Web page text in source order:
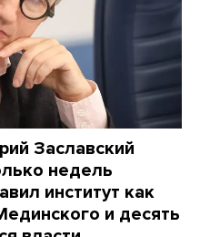
Заславский
недель
институт как
и десять